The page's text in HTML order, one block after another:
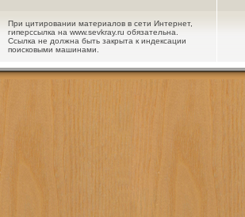
При цитировании материалов в сети Интернет,
гиперссылка на www.sevkray.ru обязательна.
Ссылка не должна быть закрыта к индексации
поисковыми машинами.